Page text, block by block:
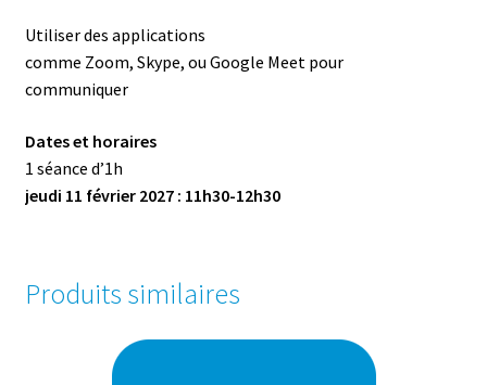
Utiliser des applications
comme Zoom, Skype, ou Google Meet pour
communiquer
Dates et horaires
1 séance d’1h
jeudi 11 février 2027 : 11h30-12h30
Produits similaires